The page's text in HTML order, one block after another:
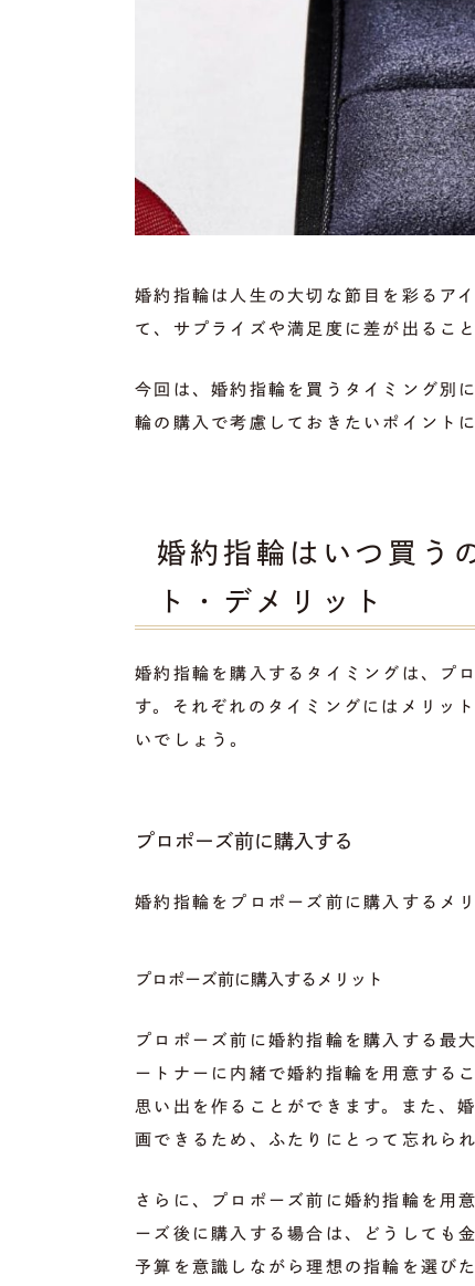
婚約指輪は人生の大切な節目を彩るア
て、サプライズや満足度に差が出るこ
今回は、婚約指輪を買うタイミング別
輪の購入で考慮しておきたいポイント
婚約指輪はいつ買う
ト・デメリット
婚約指輪を購入するタイミングは、プ
す。それぞれのタイミングにはメリッ
いでしょう。
プロポーズ前に購入する
婚約指輪をプロポーズ前に購入するメ
プロポーズ前に購入するメリット
プロポーズ前に婚約指輪を購入する最
ートナーに内緒で婚約指輪を用意する
思い出を作ることができます。また、
画できるため、ふたりにとって忘れら
さらに、プロポーズ前に婚約指輪を用
ーズ後に購入する場合は、どうしても
予算を意識しながら理想の指輪を選び